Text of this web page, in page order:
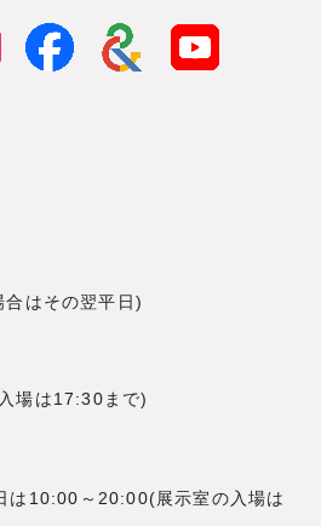
合はその翌平日)
場は17:30まで)
は10:00～20:00(展示室の入場は